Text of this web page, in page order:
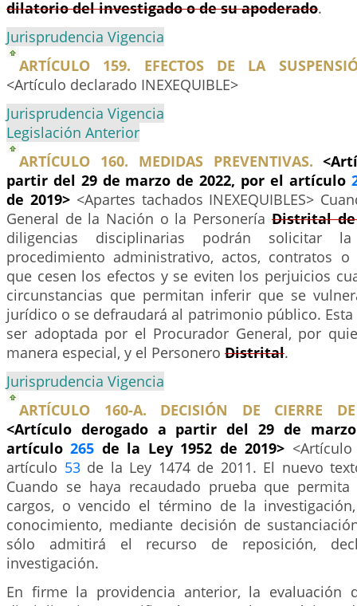
dilatorio del investigado o de su apoderado.
Jurisprudencia Vigencia
ARTÍCULO 159. EFECTOS DE LA
<Artículo declarado INEXEQUIBLE>
Jurisprudencia Vigencia
Legislación Anterior
ARTÍCULO 160. MEDIDAS PREVENTIVAS.
partir del 29 de marzo de 2022, por el artículo
de 2019> <Apartes tachados INEXEQUIBLES>
General de la Nación o la Personería Distrital de
diligencias disciplinarias podrán solicitar
procedimiento administrativo, actos, contratos
que cesen los efectos y se eviten los perjuicios
circunstancias que permitan inferir que se
jurídico o se defraudará al patrimonio público.
ser adoptada por el Procurador General, por
manera especial, y el Personero Distrital.
Jurisprudencia Vigencia
ARTÍCULO 160-A. DECISIÓN DE CIERRE
<Artículo derogado a partir del 29 de
artículo265 de la Ley 1952 de 2019>
artículo 53de la Ley 1474 de 2011. El nuevo
Cuando se haya recaudado prueba que
cargos, o vencido el término de la
conocimiento, mediante decisión de
sólo admitirá el recurso de reposición,
investigación.
En firme la providencia anterior, la evaluación